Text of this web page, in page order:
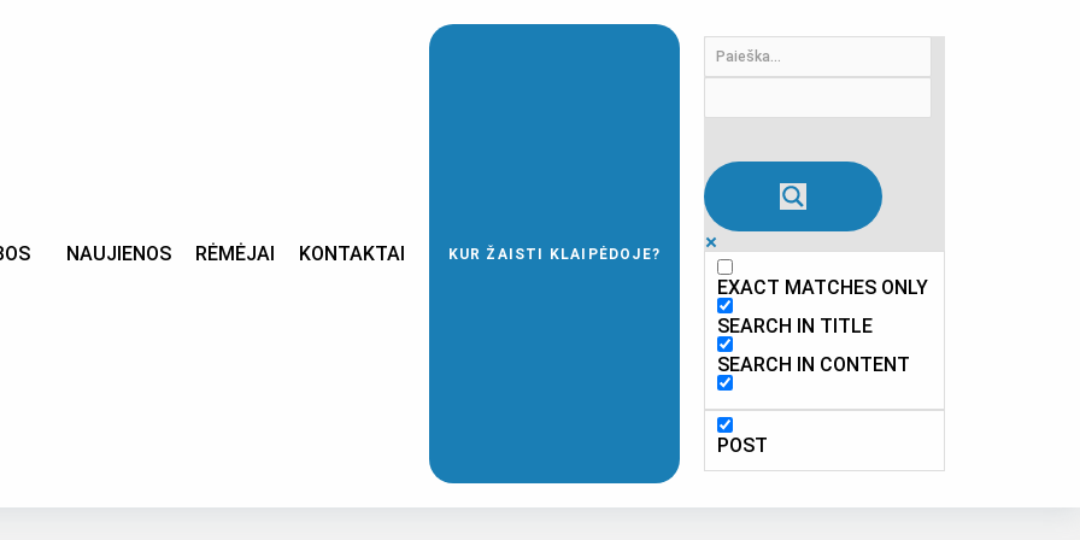
NAUJIENOS RĖMĖJAI KONTAKTAI KUR ŽAISTI KLAIPĖDOJE?
EXACT MATCHES ONLY
SEARCH IN TITLE
SEARCH IN CONTENT
POST